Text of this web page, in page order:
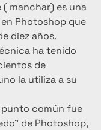
manchar) es una
Photoshop que
diez años.
ha tenido
de
la utiliza a su
común fue
de Photoshop,